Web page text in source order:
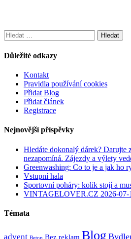
Vyhledávání
Důležité odkazy
Kontakt
Pravidla používání cookies
Přidat Blog
Přidat článek
Registrace
Nejnovější příspěvky
Hledáte dokonalý dárek? Darujte
nezapomíná. Zájezdy a výlety
Greenwashing: Co to je a jak ho
Vstupní hala
Sportovní poháry: kolik stojí a
VINTAGELOVER.CZ 2026-07-
Témata
advent Beton Bez reklam Blog